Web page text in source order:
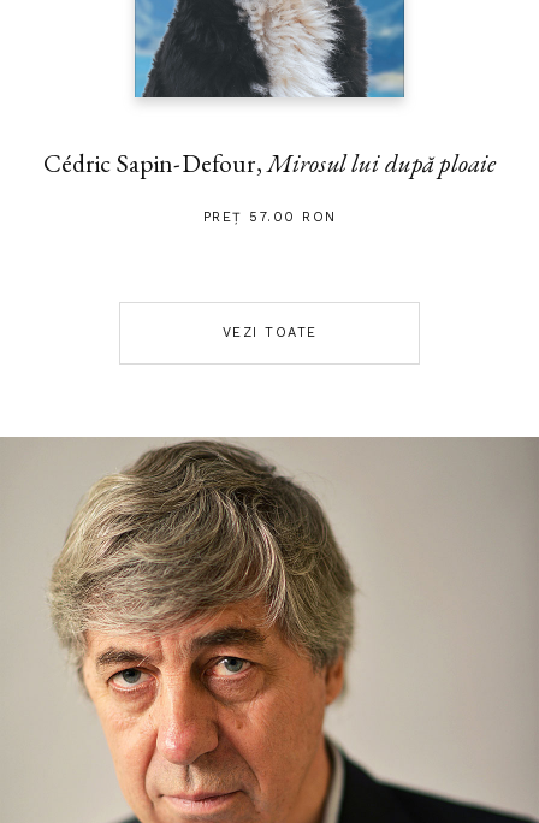
Cédric Sapin-Defour,Mirosul lui după ploaie
PREȚ 57.00 RON
VEZI TOATE